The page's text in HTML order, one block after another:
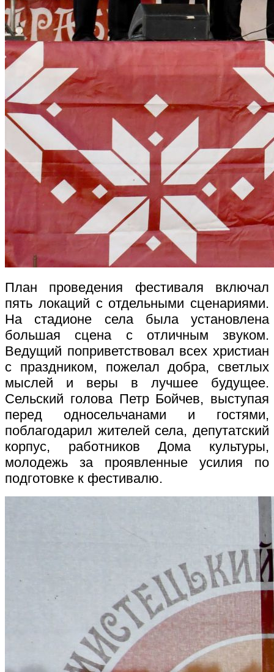
План проведения фестиваля включал
пять локаций с отдельными сценариями.
На стадионе села была установлена
большая сцена с отличным звуком.
Ведущий поприветствовал всех христиан
с праздником, пожелал добра, светлых
мыслей и веры в лучшее будущее.
Сельский голова Петр Бойчев, выступая
перед односельчанами и гостями,
поблагодарил жителей села, депутатский
корпус, работников Дома культуры,
молодежь за проявленные усилия по
подготовке к фестивалю.